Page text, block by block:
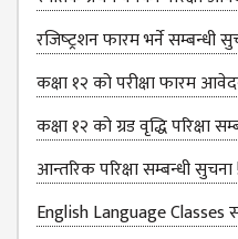
CLASS ROUTINE
EXAM ROUTINE
ADMISSION
FORMS
EXAMINATION
FORMS
रजिष्‍ट्रशन फारम भर्ने सम्बन्धी
कक्षा १२ को परीक्षा फारम
कक्षा १२ को ग्रड वृद्धि परिक्षा
आन्तरिक परिक्षा सम्बन्धी सुचना
English Language Classes